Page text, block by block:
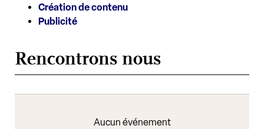
Création de contenu
Publicité
Rencontrons nous
Aucun événement